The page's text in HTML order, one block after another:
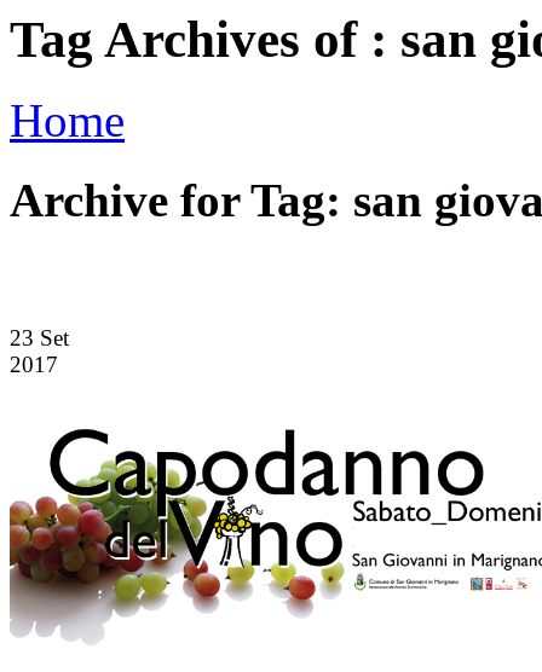
Tag Archives of : san
Home
Archive for Tag: san
23 Set
2017